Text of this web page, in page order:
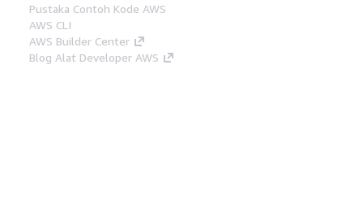
Pustaka Contoh Kode AWS
AWS CLI
AWS Builder Center
Blog Alat Developer AWS